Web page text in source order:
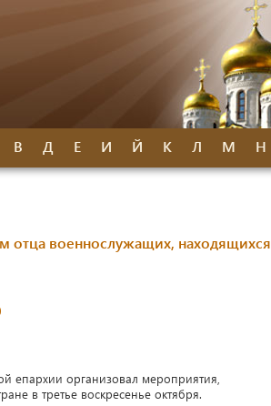
В Д Е И Й К Л М Н
отца военнослужащих, находящихся
епархии организовал мероприятия,
в третье воскресенье октября.